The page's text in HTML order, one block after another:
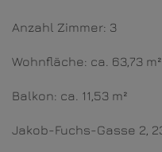
Anzahl Zimmer: 3
Wohnfläche: ca. 63,73 m²
Balkon: ca. 11,53 m²
Jakob-Fuchs-Gasse 2,